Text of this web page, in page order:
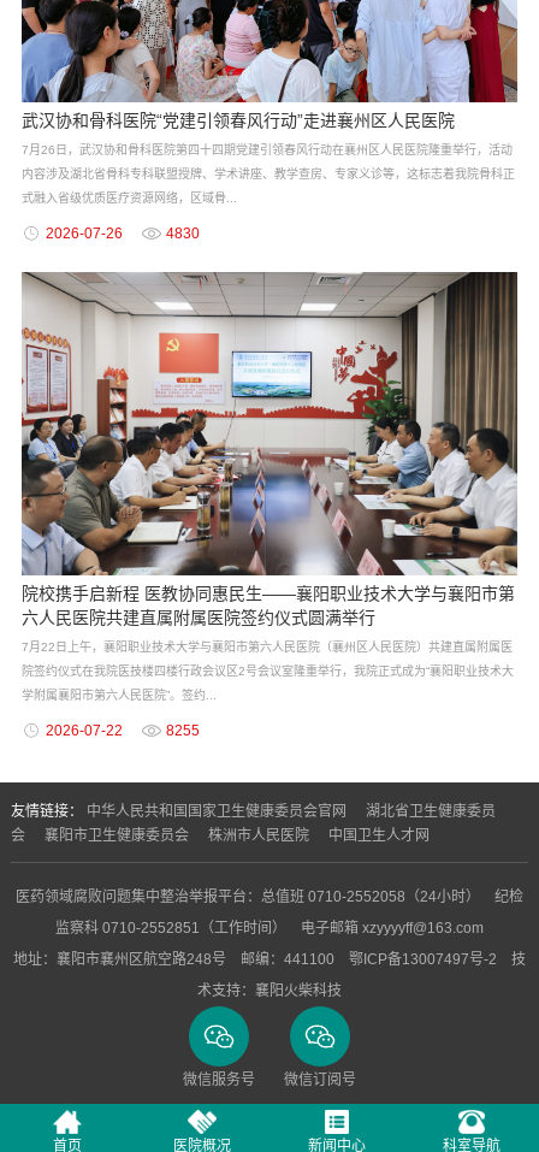
武汉协和骨科医院“党建引领春风行动”走进襄州区人民医院
7月26日，武汉协和骨科医院第四十四期党建引领春风行动在襄州区人民医院隆重举行，活动
内容涉及湖北省骨科专科联盟授牌、学术讲座、教学查房、专家义诊等，这标志着我院骨科正
式融入省级优质医疗资源网络，区域骨...
2026-07-26 4830
院校携手启新程 医教协同惠民生——襄阳职业技术大学与襄阳市第
六人民医院共建直属附属医院签约仪式圆满举行
7月22日上午，襄阳职业技术大学与襄阳市第六人民医院（襄州区人民医院）共建直属附属医
院签约仪式在我院医技楼四楼行政会议区2号会议室隆重举行，我院正式成为“襄阳职业技术大
学附属襄阳市第六人民医院”。签约...
2026-07-22 8255
友情链接： 中华人民共和国国家卫生健康委员会官网
湖北省卫生健康委员
会
襄阳市卫生健康委员会 株洲市人民医院 中国卫生人才网
医药领域腐败问题集中整治举报平台：总值班 0710-2552058（24小时） 纪检
监察科 0710-2552851（工作时间） 电子邮箱 xzyyyyff@163.com
地址：襄阳市襄州区航空路248号 邮编：441100 鄂ICP备13007497号-2 技
术支持： 襄阳火柴科技
微信服务号 微信订阅号
首页 医院概况 新闻中心 科室导航